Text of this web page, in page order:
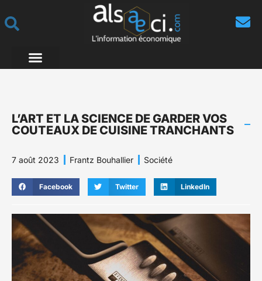
L’ART ET LA SCIENCE DE GARDER VOS
COUTEAUX DE CUISINE TRANCHANTS
7 août 2023 Frantz Bouhallier Société
Facebook Twitter LinkedIn